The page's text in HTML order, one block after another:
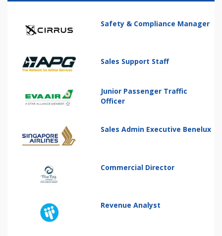
Safety & Compliance Manager
Sales Support Staff
Junior Passenger Traffic
Officer
Sales Admin Executive Benelux
Commercial Director
Revenue Analyst